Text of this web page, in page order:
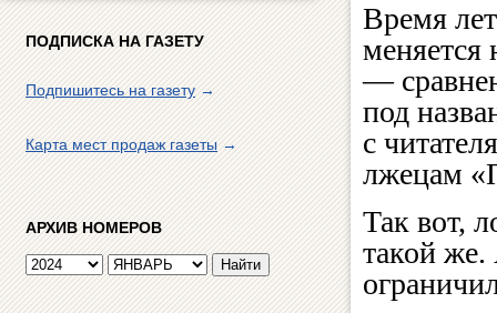
ПОДПИСКА НА ГАЗЕТУ
Подпишитесь на газету→
Карта мест продаж газеты→
АРХИВ НОМЕРОВ
Время
меняется
—
под
с
лжецам
Так вот,
такой же.